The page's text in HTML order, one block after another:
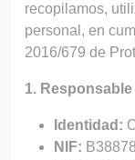
recopilamos,
personal, en
2016/679 de
1.
Identidad:
NIF: